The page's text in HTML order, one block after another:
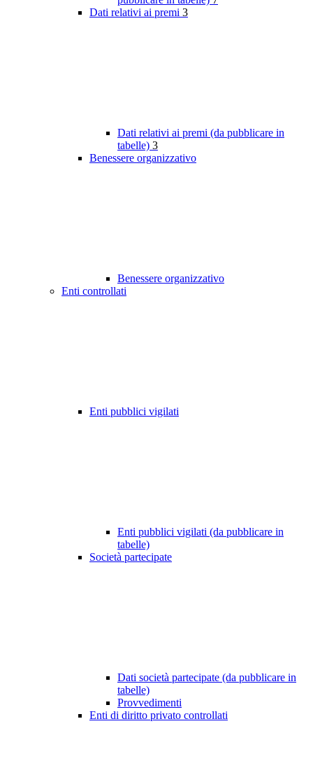
Dati relativi ai premi 3
Dati relativi ai premi (da pubblicare in
tabelle) 3
Benessere organizzativo
Benessere organizzativo
Enti controllati
Enti pubblici vigilati
Enti pubblici vigilati (da pubblicare in
tabelle)
Società partecipate
Dati società partecipate (da pubblicare in
tabelle)
Provvedimenti
Enti di diritto privato controllati